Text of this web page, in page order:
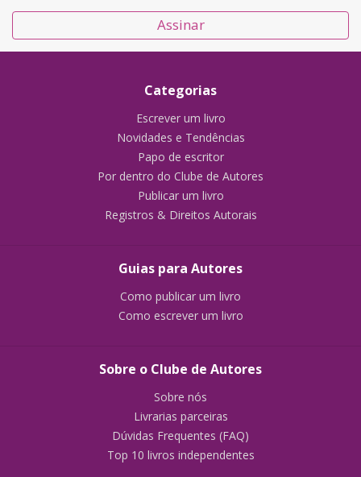
Assinar
Categorias
Escrever um livro
Novidades e Tendências
Papo de escritor
Por dentro do Clube de Autores
Publicar um livro
Registros & Direitos Autorais
Guias para Autores
Como publicar um livro
Como escrever um livro
Sobre o Clube de Autores
Sobre nós
Livrarias parceiras
Dúvidas Frequentes (FAQ)
Top 10 livros independentes